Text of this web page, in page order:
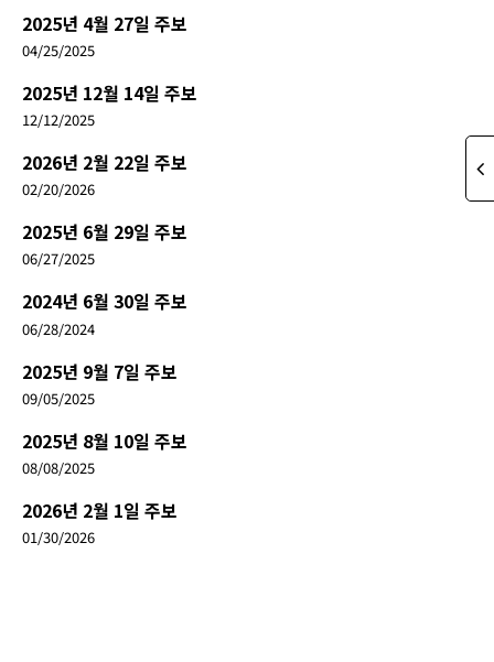
2025년 4월 27일 주보
04/25/2025
2025년 12월 14일 주보
12/12/2025
2026년 2월 22일 주보
02/20/2026
2025년 6월 29일 주보
06/27/2025
2024년 6월 30일 주보
06/28/2024
2025년 9월 7일 주보
09/05/2025
2025년 8월 10일 주보
08/08/2025
2026년 2월 1일 주보
01/30/2026